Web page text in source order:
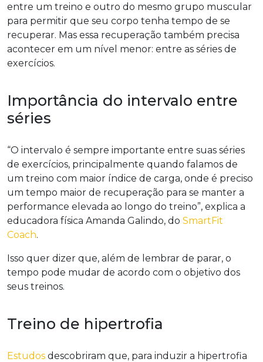
entre um treino e outro do mesmo grupo muscular
para permitir que seu corpo tenha tempo de se
recuperar. Mas essa recuperação também precisa
acontecer em um nível menor: entre as séries de
exercícios.
Importância do intervalo entre
séries
“O intervalo é sempre importante entre suas séries
de exercícios, principalmente quando falamos de
um treino com maior índice de carga, onde é preciso
um tempo maior de recuperação para se manter a
performance elevada ao longo do treino”, explica a
educadora física Amanda Galindo, do SmartFit
Coach.
Isso quer dizer que, além de lembrar de parar, o
tempo pode mudar de acordo com o objetivo dos
seus treinos.
Treino de hipertrofia
Estudos descobriram que, para induzir a hipertrofia